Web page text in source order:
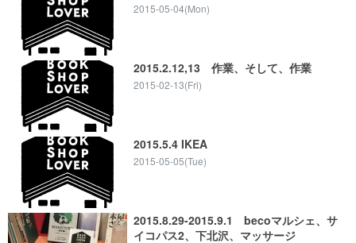
2015-05-04(Mon)
2015.2.12,13 作業、そして、作業
2015-02-13(Fri)
2015.5.4 IKEA
2015-05-05(Tue)
2015.8.29-2015.9.1 becoマルシェ、サ
イコパス2、下北沢、マッサージ